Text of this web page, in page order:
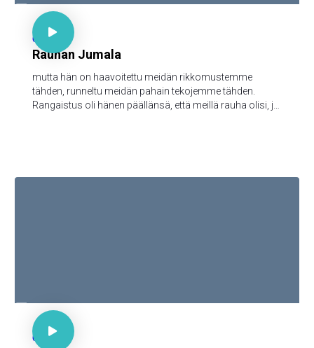
Jes 53:8

64
Rauhan Jumala
mutta hän on haavoitettu meidän rikkomustemme
tähden, runneltu meidän pahain tekojemme tähden.
Rangaistus oli hänen päällänsä, että meillä rauha olisi, ja
Mark 16:15

62